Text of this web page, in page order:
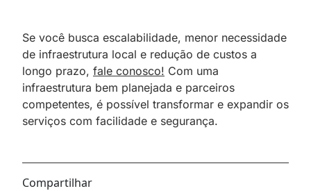
Se você busca escalabilidade, menor necessidade
de infraestrutura local e redução de custos a
longo prazo, fale conosco! Com uma
infraestrutura bem planejada e parceiros
competentes, é possível transformar e expandir os
serviços com facilidade e segurança.
Compartilhar